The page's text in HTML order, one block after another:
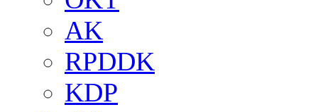
AK
RPDDK
KDP